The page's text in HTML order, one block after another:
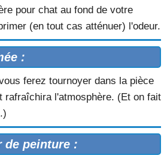
pour chat au fond de votre
(en tout cas atténuer) l'odeur.
:
ferez tournoyer dans la pièce
rafraîchira l'atmosphère. (Et on fait
de peinture :